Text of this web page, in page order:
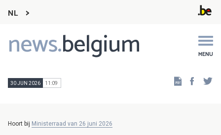
NL
news.belgium MENU
Main
navigation
30 JUN 2026 11:09
Hoort bij Ministerraad van 26 juni 2026